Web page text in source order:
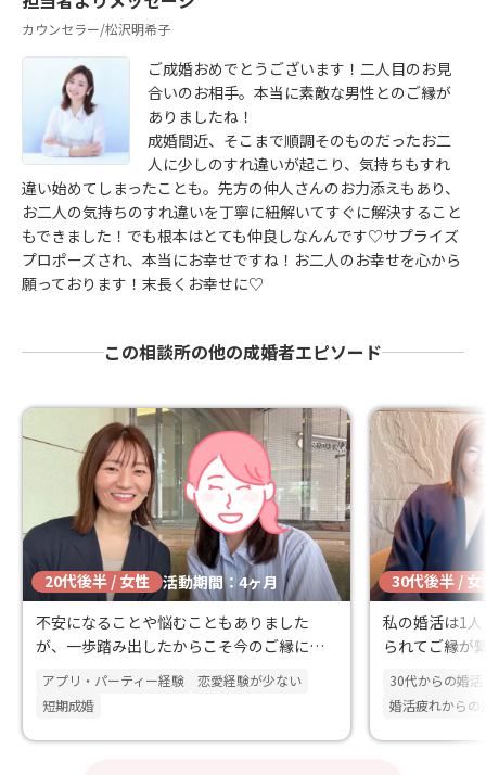
カウンセラー/松沢明希子
ご成婚おめでとうございます！二人目のお見
合いのお相手。本当に素敵な男性とのご縁が
ありましたね！
成婚間近、そこまで順調そのものだったお二
人に少しのすれ違いが起こり、気持ちもすれ
違い始めてしまったことも。先方の仲人さんのお力添えもあり、
お二人の気持ちのすれ違いを丁寧に紐解いてすぐに解決すること
もできました！でも根本はとても仲良しなんんです♡サプライズ
プロポーズされ、本当にお幸せですね！お二人のお幸せを心から
願っております！末長くお幸せに♡
この相談所の他の成婚者エピソード
20代後半 / 女性 活動期間：4ヶ月
不安になることや悩むこともありました
が、一歩踏み出したからこそ今のご縁につ
ながったと思っています。
アプリ・パーティー経験
恋愛経験が少ない
短期成婚
30代後半 / 女
私の婚活は1
られてご縁が
じました。
30代からの婚活
婚活疲れからの